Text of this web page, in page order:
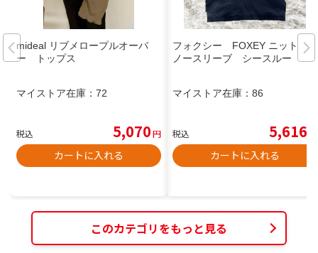
mideal リブメロープルオーバ
ー トップス
マイストア在庫： 72
税込 5,070円
カートに入れる
フォクシー FOXEY ニット
ノースリーブ シースルー
マイストア在庫： 86
税込 5,616
カートに入れる
このカテゴリをもっと見る